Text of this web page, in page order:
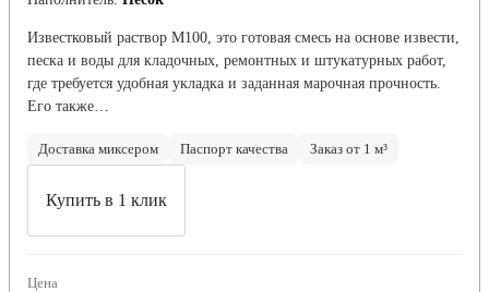
Известковый раствор М100, это готовая смесь на основе извести,
песка и воды для кладочных, ремонтных и штукатурных работ,
где требуется удобная укладка и заданная марочная прочность.
Его также…
Доставка миксером Паспорт качества Заказ от 1 м³
Купить в 1 клик
Цена